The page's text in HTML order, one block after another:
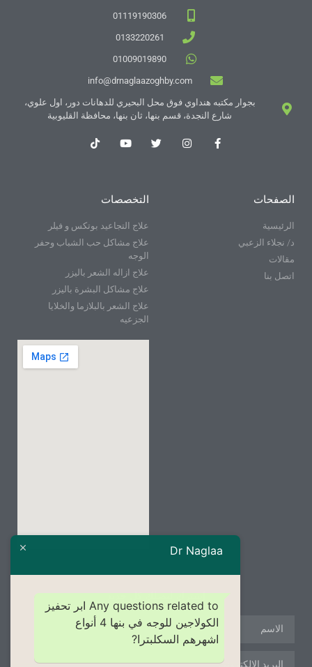
01119190306
0133220261
01009019890
info@drnaglaazoghby.com
بجوار مكتبه هنداوي فوق محل البحيري للدهانات دور، اول علوي،
شارع النجدة، قسم بنها، ثان بنها، محافظة القليوبية
الصفحات
الرئيسية
د/ نجلاء الزعبي
مقالات
اتصل بنا
التخصصات
علاج التجاعيد بوتكس و فيلر
علاج مشاكل حب الشباب وحفر
الوجه
علاج ازاله الشعر باليزر
علاج مشاكل البشرة باليزر
علاج الشعر بالبلازما والخلايا
الجزعيه
إشترك ليصلك كل جديد
Dr Naglaa
Any questions related to ابر تحفيز
الكولاجين للوجه في بنها 4 أنواع
اشهرهم السكلبترا?